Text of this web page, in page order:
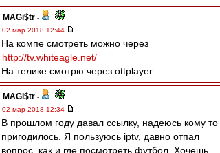
MAGi$tr -
02 мар 2018 12:44
На компе смотреть можно через
http://tv.whiteagle.net/
На телике смотрю через ottplayer
MAGi$tr -
02 мар 2018 12:34
В прошлом году давал ссылку, надеюсь кому то
пригодилось. Я пользуюсь iptv, давно отпал
вопрос, как и где посмотреть футбол. Хочешь